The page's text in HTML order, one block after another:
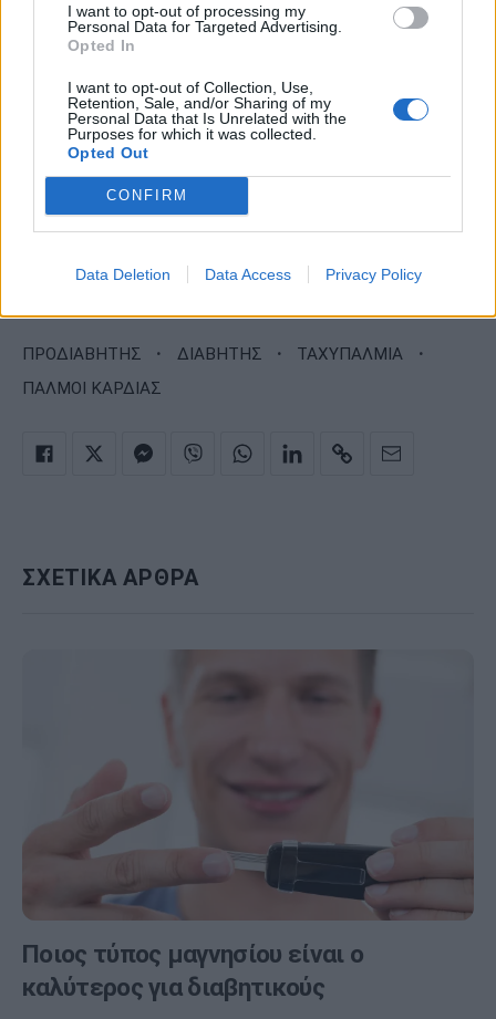
I want to opt-out of processing my
Personal Data for Targeted Advertising.
Opted In
I want to opt-out of Collection, Use,
Retention, Sale, and/or Sharing of my
Personal Data that Is Unrelated with the
Purposes for which it was collected.
Opted Out
CONFIRM
Data Deletion Data Access Privacy Policy
ΠΡΟΔΙΑΒΗΤΗΣ · ΔΙΑΒΗΤΗΣ · ΤΑΧΥΠΑΛΜΙΑ ·
ΠΑΛΜΟΙ ΚΑΡΔΙΑΣ
ΣΧΕΤΙΚΑ ΑΡΘΡΑ
Ποιος τύπος μαγνησίου είναι ο
καλύτερος για διαβητικούς